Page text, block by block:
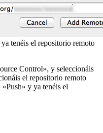
tenéis el repositorio remoto
Control», y seleccionáis
el repositorio remoto
«Push» y ya tenéis el